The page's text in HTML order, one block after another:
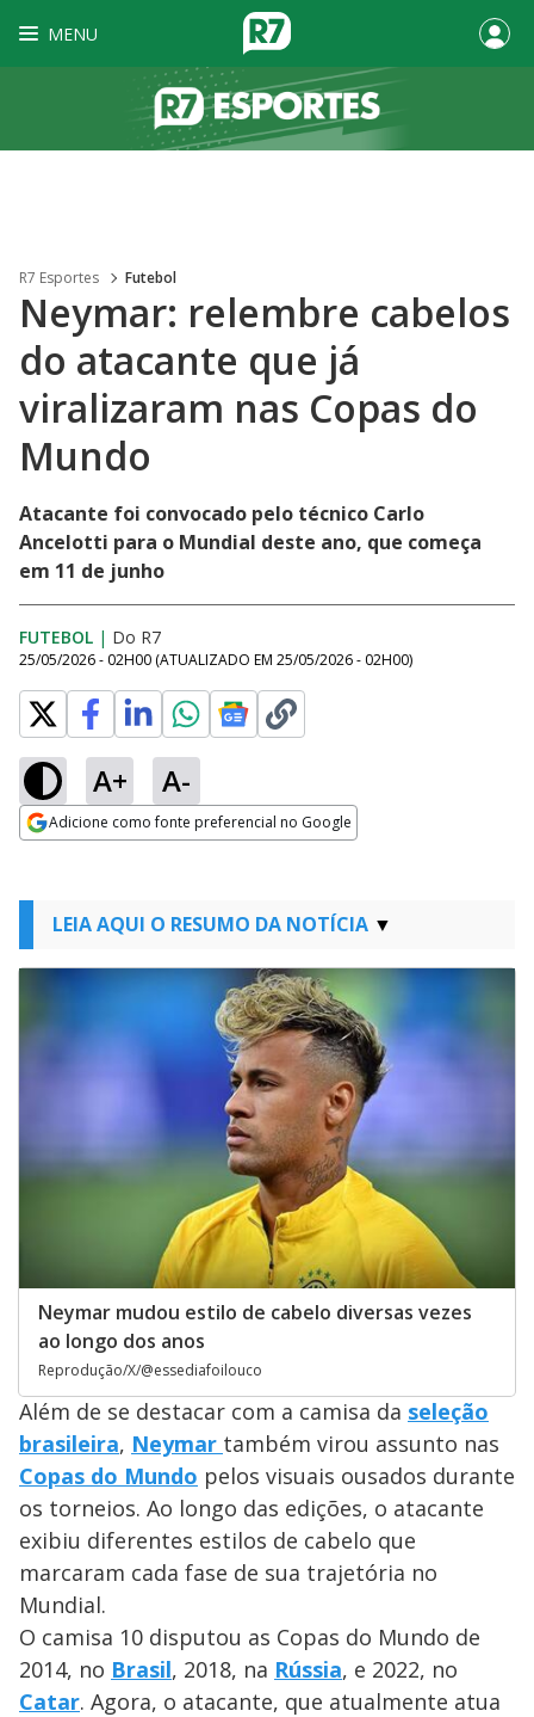
MENU
R7 Esportes Futebol
Neymar: relembre cabelos
do atacante que já
viralizaram nas Copas do
Mundo
Atacante foi convocado pelo técnico Carlo
Ancelotti para o Mundial deste ano, que começa
em 11 de junho
FUTEBOL | Do R7
25/05/2026 - 02H00 (ATUALIZADO EM 25/05/2026 - 02H00)
A+ A-
Adicione como fonte preferencial no Google
LEIA AQUI O RESUMO DA NOTÍCIA
Neymar mudou estilo de cabelo diversas vezes
ao longo dos anos
Reprodução/X/@essediafoilouco
Além de se destacar com a camisa da seleção
brasileira, Neymar também virou assunto nas
Copas do Mundo pelos visuais ousados durante
os torneios. Ao longo das edições, o atacante
exibiu diferentes estilos de cabelo que
marcaram cada fase de sua trajetória no
Mundial.
O camisa 10 disputou as Copas do Mundo de
2014, no Brasil, 2018, na Rússia, e 2022, no
Catar. Agora, o atacante, que atualmente atua